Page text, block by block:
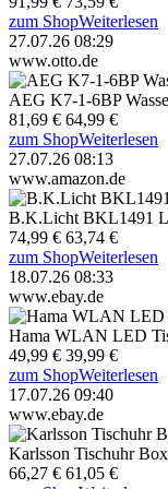
zum ShopWeiterlesen
27.07.26 08:29
www.otto.de
AEG K7-1-6BP
81,69 € 64,99 €
zum ShopWeiterlesen
27.07.26 08:13
www.amazon.de
B.K.Licht BKL1491
74,99 € 63,74 €
zum ShopWeiterlesen
18.07.26 08:33
www.ebay.de
Hama WLAN LED
49,99 € 39,99 €
zum ShopWeiterlesen
17.07.26 09:40
www.ebay.de
Karlsson Tischuhr
66,27 € 61,05 €